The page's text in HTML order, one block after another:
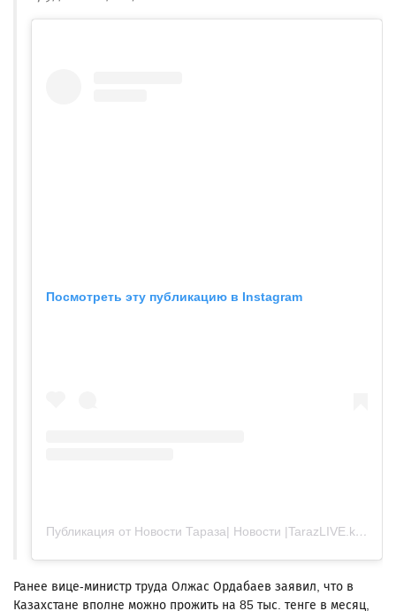
Посмотреть эту публикацию в Instagram
Публикация от Новости Тараза| Новости |TarazLIVE.kz (@tarazlive.kz)
Ранее вице-министр труда Олжас Ордабаев заявил, что в
Казахстане вполне можно прожить на 85 тыс. тенге в месяц,